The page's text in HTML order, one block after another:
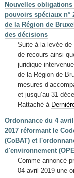
Nouvelles obligations
pouvoirs spéciaux n°
de la Région de
des décisions
Suite à la levée de
de recours ainsi
juridique
de la Région de
mesures
et jusqu’au 31
Rattaché à
Ordonnance du 4
2017 réformant le
(CoBAT) et
d'environnement
Comme annoncé
04 avril 2019 une